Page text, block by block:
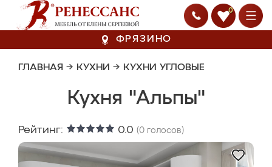
0
ФРЯЗИНО
ГЛАВНАЯ → КУХНИ → КУХНИ УГЛОВЫЕ
Кухня "Альпы"
Рейтинг: 0.0 (0 голосов)